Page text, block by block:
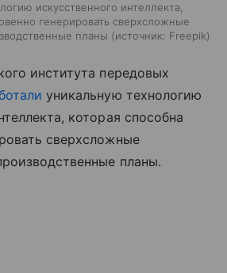
искусственного интеллекта,
генерировать сверхсложные
планы
источник: Freepik
института передовых
уникальную технологию
которая способна
сверхсложные
планы.